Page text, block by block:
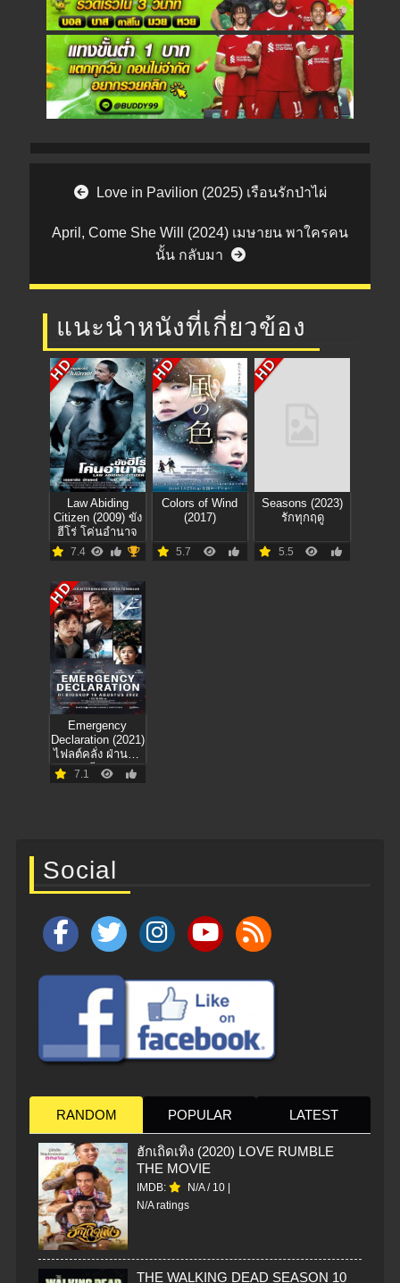
Post navigation
Love in Pavilion (2025) เรือนรักป่าไผ่
April, Come She Will (2024) เมษายน พาใครคน
นั้น กลับมา
แนะนำหนังที่เกี่ยวข้อง
HD
Law Abiding
Citizen (2009) ขัง
ฮีโร่ โค่นอำนาจ
7.4
HD
‎Colors of Wind
(2017)
5.7
HD
Seasons (2023)
รักทุกฤดู
5.5
HD
Emergency
Declaration (2021)
ไฟลต์คลั่ง ฝ่านรก
ชีวะ
7.1
Social
RANDOM POPULAR LATEST
ฮักเถิดเทิง (2020) LOVE RUMBLE
THE MOVIE
IMDB: N/A/ 10 |
N/A ratings
THE WALKING DEAD SEASON 10